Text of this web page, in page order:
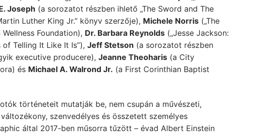
Joseph (a sorozatot részben ihlető „The Sword and The
Luther King Jr.” könyv szerzője), Michele Norris („The
Wellness Foundation), Dr. Barbara Reynolds („Jesse Jackson:
of Telling It Like It Is”), Jeff Stetson (a sorozatot részben
executive producere), Jeanne Theoharis (a City
és Michael A. Walrond Jr. (a First Corinthian Baptist
történeteit mutatják be, nem csupán a művészeti,
szenvedélyes és összetett személyes
által 2017-ben műsorra tűzött – évad Albert Einstein